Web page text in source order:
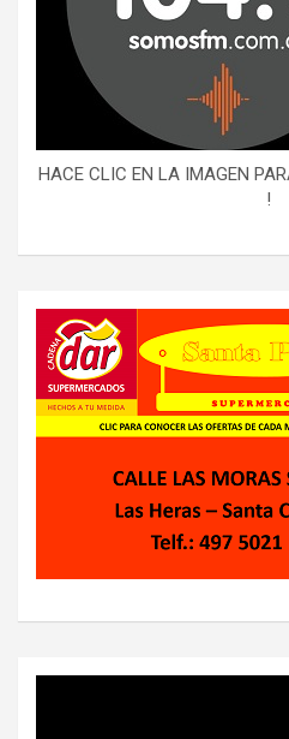
HACE CLIC EN LA IMAGEN
!